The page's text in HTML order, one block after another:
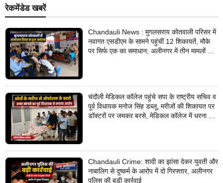
रेकमेंडेड खबरें
Chandauli News : मुगलसराय कोतवाली परिसर में
नवागत एसडीएम के सामने पहुंचीं 12 शिकायतें, मौके
पर सिर्फ एक का समाधान; अलीनगर में तीन मामलों का
चंदौली मेडिकल कॉलेज पहुंचे सपा के राष्ट्रीय सचिव व
पूर्व विधायक मनोज सिंह डब्लू, मरीजों की शिकायत पर
डॉक्टरों पर जमकर बरसे, मेडिकल कॉलेज में धरना देने
Chandauli Crime: शादी का झांसा देकर युवती और
नाबालिग से दुष्कर्म के आरोप में दो गिरफ्तार, अलीनगर
पुलिस की बड़ी कार्रवाई